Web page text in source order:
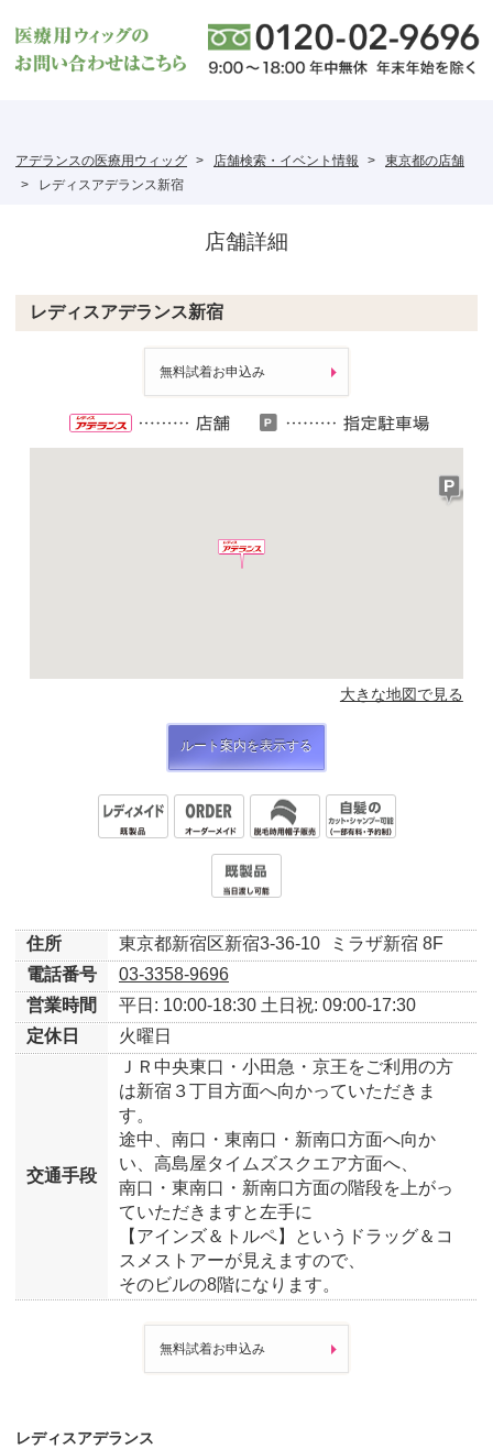
アデランスの医療用ウィッグ 店舗検索・イベント情報
東京都の店舗
レディスアデランス新宿
店舗詳細
レディスアデランス新宿
無料試着お申込み
大きな地図で見る
ルート案内を表示する
住所 東京都新宿区新宿3-36-10
ミラザ新宿 8F
電話番号
03-3358-9696
営業時間
平日: 10:00-18:30 土日祝: 09:00-17:30
定休日
火曜日
交通手段
ＪＲ中央東口・小田急・京王をご利用の方
は新宿３丁目方面へ向かっていただきま
す。
途中、南口・東南口・新南口方面へ向か
い、高島屋タイムズスクエア方面へ、
南口・東南口・新南口方面の階段を上がっ
ていただきますと左手に
【アインズ＆トルペ】というドラッグ＆コ
スメストアーが見えますので、
そのビルの8階になります。
無料試着お申込み
レディスアデランス